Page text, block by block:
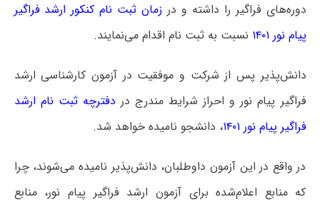
دوره‌های فراگیر را داشته و در زمان ثبت نام کنکور ارشد فراگیر
پیام نور ۱۴۰۱
نسبت به ثبت نام اقدام می‌نمایند.
دانش‌پذیر پس از شرکت و موفقیت در آزمون کارشناسی ارشد
فراگیر پیام نور و احراز شرایط مندرج در دفترچه ثبت نام ارشد
فراگیر پیام نور ۱۴۰۱
، دانشجو نامیده خواهد شد.
در واقع در این آزمون داوطلبان، دانش‌پذیر نامیده می‌شوند، چرا
که منابع اعلام‌شده برای آزمون ارشد فراگیر پیام نور، منابع